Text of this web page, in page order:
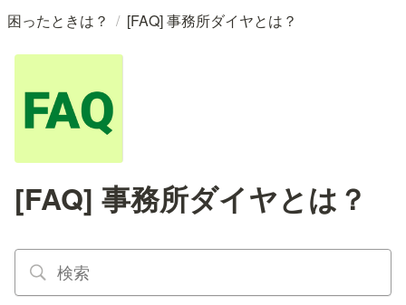
困ったときは？ / [FAQ] 事務所ダイヤとは？
[FAQ] 事務所ダイヤとは？